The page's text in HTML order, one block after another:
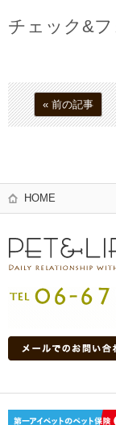
チェック&
« 前の記事
HOME